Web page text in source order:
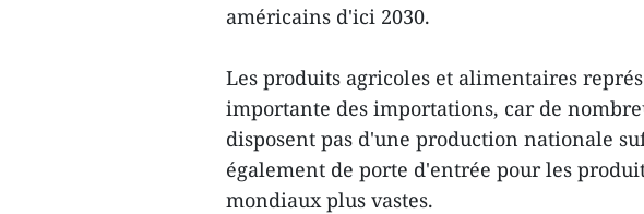
américains d'ici 2030.
Les produits agricoles et alimentaires
importante des importations, car de
disposent pas d'une production nationale
également de porte d'entrée pour les
mondiaux plus vastes.